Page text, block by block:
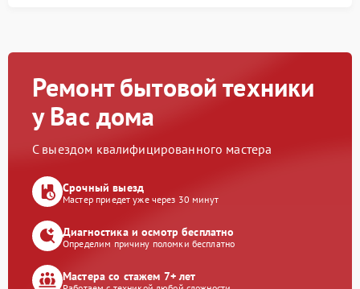
Ремонт бытовой техники
у Вас дома
С выездом квалифицированного мастера
Срочный выезд
Мастер приедет уже через 30 минут
Диагностика и осмотр бесплатно
Определим причину поломки бесплатно
Мастера со стажем 7+ лет